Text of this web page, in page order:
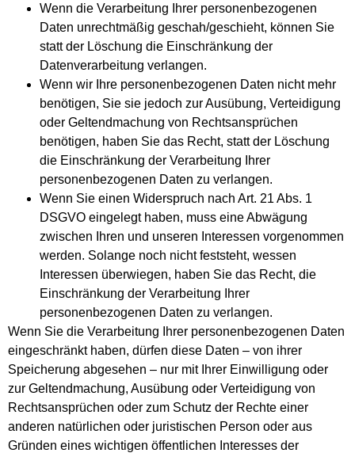
Wenn die Verarbeitung Ihrer personenbezogenen
Daten unrechtmäßig geschah/geschieht, können Sie
statt der Löschung die Einschränkung der
Datenverarbeitung verlangen.
Wenn wir Ihre personenbezogenen Daten nicht mehr
benötigen, Sie sie jedoch zur Ausübung, Verteidigung
oder Geltendmachung von Rechtsansprüchen
benötigen, haben Sie das Recht, statt der Löschung
die Einschränkung der Verarbeitung Ihrer
personenbezogenen Daten zu verlangen.
Wenn Sie einen Widerspruch nach Art. 21 Abs. 1
DSGVO eingelegt haben, muss eine Abwägung
zwischen Ihren und unseren Interessen vorgenommen
werden. Solange noch nicht feststeht, wessen
Interessen überwiegen, haben Sie das Recht, die
Einschränkung der Verarbeitung Ihrer
personenbezogenen Daten zu verlangen.
Wenn Sie die Verarbeitung Ihrer personenbezogenen Daten
eingeschränkt haben, dürfen diese Daten – von ihrer
Speicherung abgesehen – nur mit Ihrer Einwilligung oder
zur Geltendmachung, Ausübung oder Verteidigung von
Rechtsansprüchen oder zum Schutz der Rechte einer
anderen natürlichen oder juristischen Person oder aus
Gründen eines wichtigen öffentlichen Interesses der